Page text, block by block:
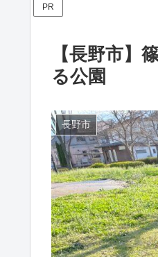
PR
【長野市】
る公園
長野市